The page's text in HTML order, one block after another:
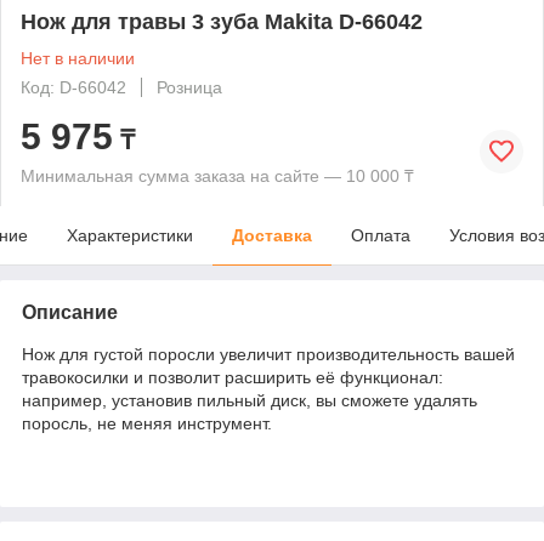
Нож для травы 3 зуба Makita D-66042
Нет в наличии
Код: D-66042
Розница
5 975 ₸
Минимальная сумма заказа на сайте — 10 000 ₸
Характеристики Доставка Оплата Условия
Описание
Нож для густой поросли увеличит производительность вашей
травокосилки и позволит расширить её функционал:
например, установив пильный диск, вы сможете удалять
поросль, не меняя инструмент.